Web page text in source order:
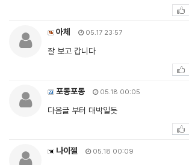
아체 05.17 23:57
잘 보고 갑니다
포동포동 05.18 00:05
다음글 부터 대박일듯
나이젤 05.18 00:09